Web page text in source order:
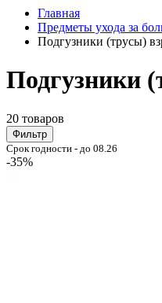
Главная
Предметы ухода за
Подгузники (трусы)
Подгузники
20 товаров
Фильтр
Срок годности - до 08.26
-35%